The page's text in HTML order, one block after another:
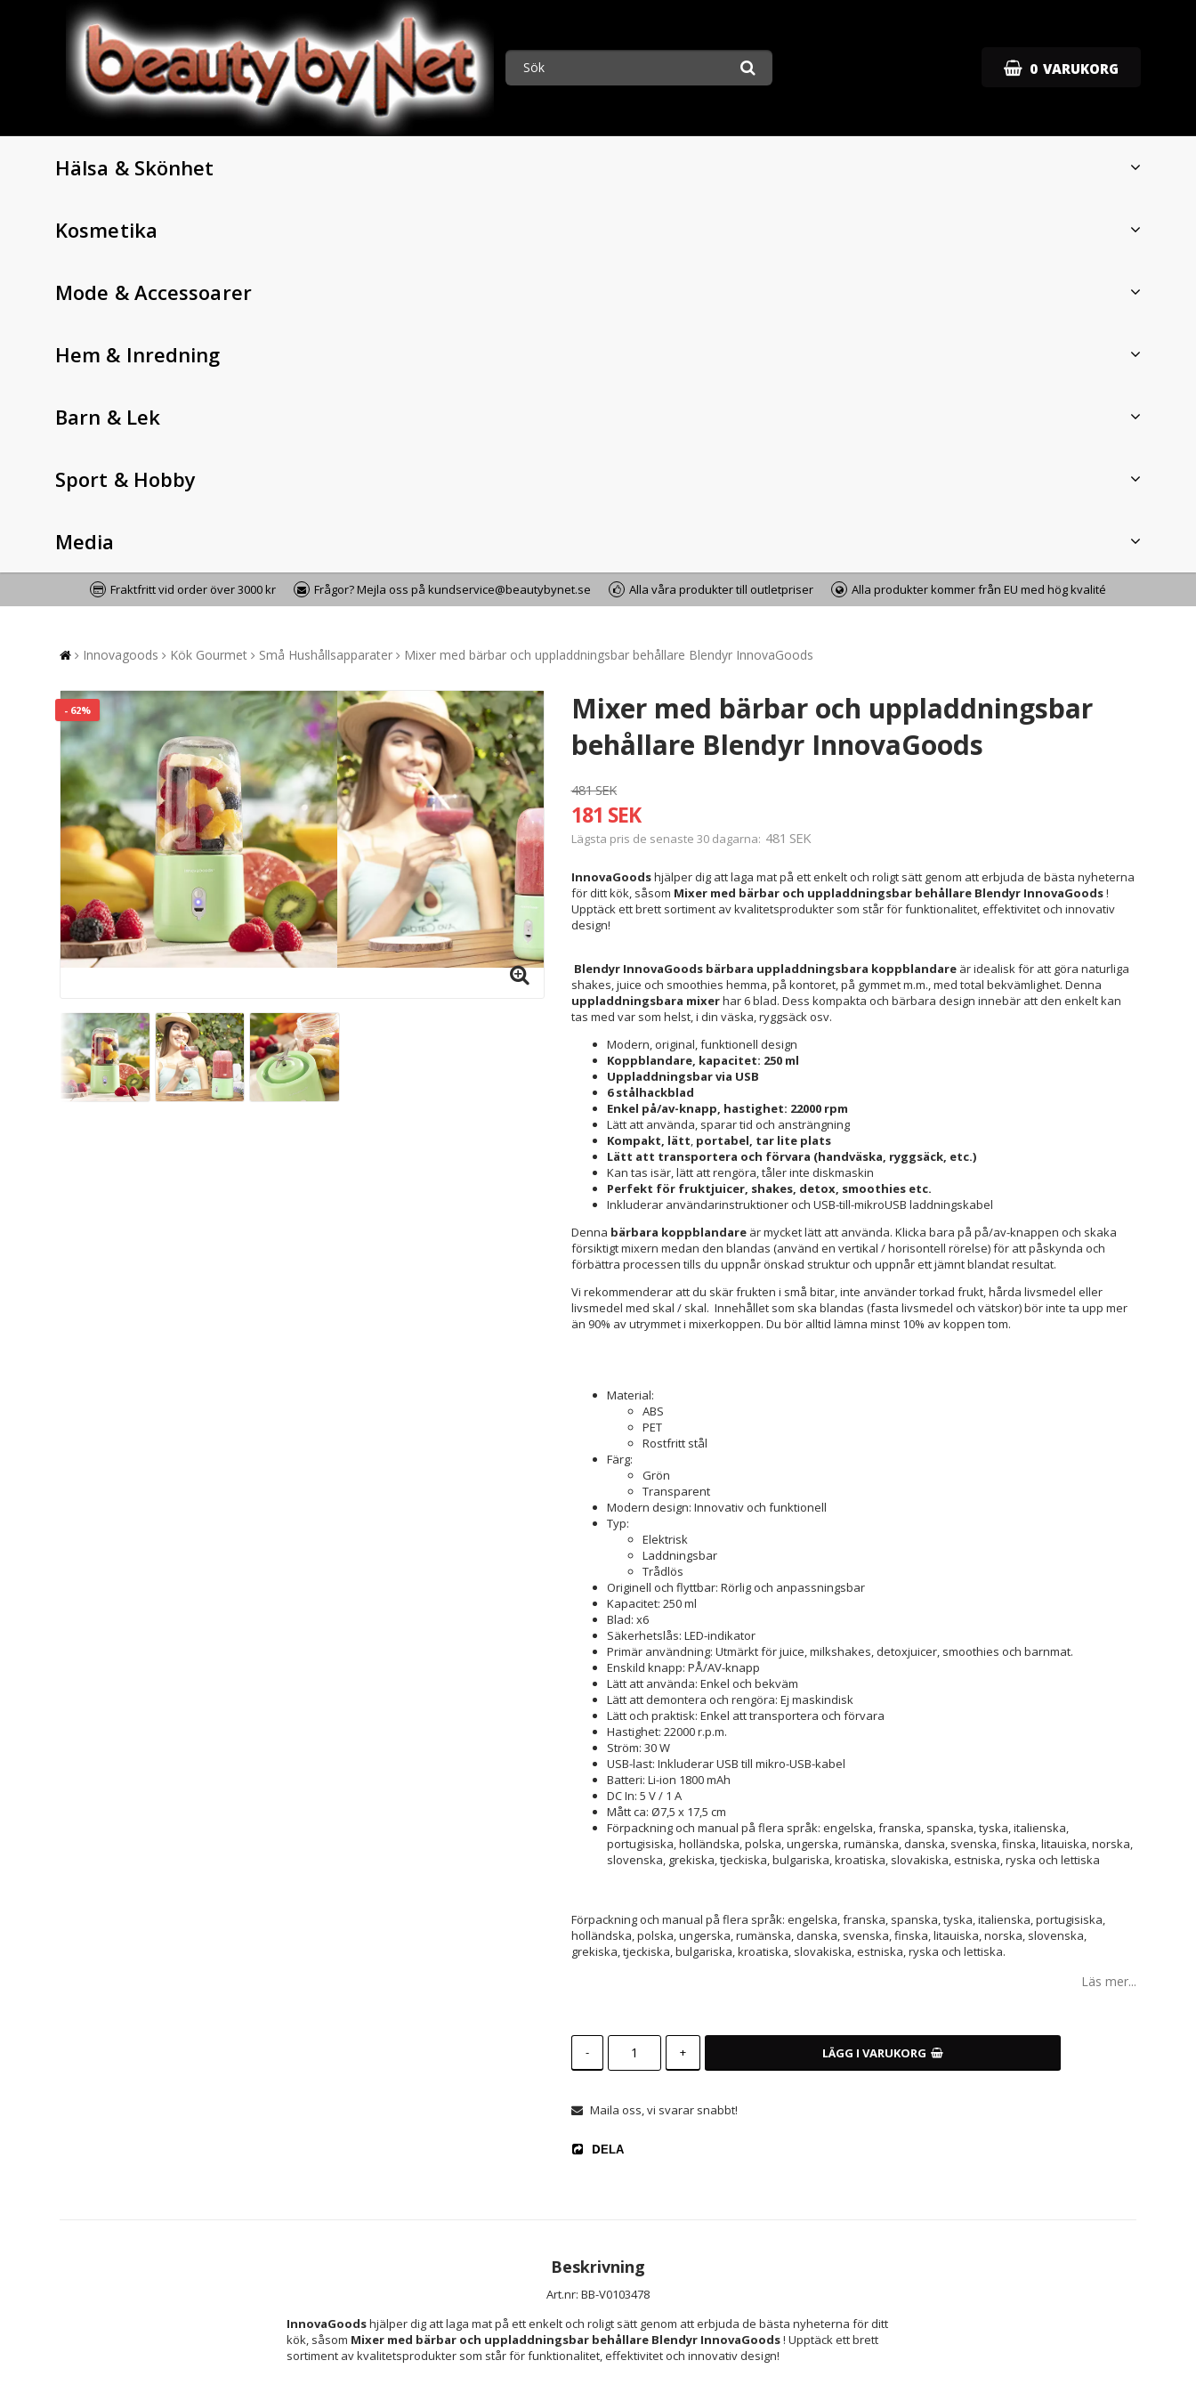
0 VARUKORG
Hälsa & Skönhet
Kosmetika
Mode & Accessoarer
Hem & Inredning
Barn & Lek
Sport & Hobby
Media
Fraktfritt vid order över 3000 kr Frågor? Mejla oss på kundservice@beautybynet.se Alla våra produkter till outletpriser Alla produkter kommer från EU med hög kvalité
Innovagoods Kök Gourmet Små Hushållsapparater Mixer med bärbar och uppladdningsbar behållare Blendyr InnovaGoods
- 62%
Mixer med bärbar och uppladdningsbar
behållare Blendyr InnovaGoods
481 SEK
181 SEK
Lägsta pris de senaste 30 dagarna 481 SEK
InnovaGoodshjälper dig att laga mat på ett enkelt och roligt sätt genom att erbjuda de bästa nyheterna
för ditt kök, såsom Mixer med bärbar och uppladdningsbar behållare Blendyr InnovaGoods!
Upptäck ett brett sortiment av kvalitetsprodukter som står för funktionalitet, effektivitet och innovativ
design!
Blendyr InnovaGoods bärbara uppladdningsbara koppblandareär idealisk för att göra naturliga
shakes, juice och smoothies hemma, på kontoret, på gymmet m.m., med total bekvämlighet. Denna
uppladdningsbara mixerhar 6 blad. Dess kompakta och bärbara design innebär att den enkelt kan
tas med var som helst, i din väska, ryggsäck osv.
Modern, original, funktionell design
Koppblandare, kapacitet: 250 ml
Uppladdningsbar via USB
6 stålhackblad
Enkel på/av-knapp, hastighet: 22000 rpm
Lätt att använda, sparar tid och ansträngning
Kompakt, lätt, portabel, tar lite plats
Lätt att transportera och förvara (handväska, ryggsäck, etc.)
Kan tas isär, lätt att rengöra, tåler inte diskmaskin
Perfekt för fruktjuicer, shakes, detox, smoothies etc.
Inkluderar användarinstruktioner och USB-till-mikroUSB laddningskabel
Denna bärbara koppblandareär mycket lätt att använda. Klicka bara på på/av-knappen och skaka
försiktigt mixern medan den blandas (använd en vertikal / horisontell rörelse) för att påskynda och
förbättra processen tills du uppnår önskad struktur och uppnår ett jämnt blandat resultat.
Vi rekommenderar att du skär frukten i små bitar, inte använder torkad frukt, hårda livsmedel eller
livsmedel med skal / skal. Innehållet som ska blandas (fasta livsmedel och vätskor) bör inte ta upp mer
än 90% av utrymmet i mixerkoppen. Du bör alltid lämna minst 10% av koppen tom.
Material:
ABS
PET
Rostfritt stål
Färg:
Grön
Transparent
Modern design: Innovativ och funktionell
Typ:
Elektrisk
Laddningsbar
Trådlös
Originell och flyttbar: Rörlig och anpassningsbar
Kapacitet: 250 ml
Blad: x6
Säkerhetslås: LED-indikator
Primär användning: Utmärkt för juice, milkshakes, detoxjuicer, smoothies och barnmat.
Enskild knapp: PÅ/AV-knapp
Lätt att använda: Enkel och bekväm
Lätt att demontera och rengöra: Ej maskindisk
Lätt och praktisk: Enkel att transportera och förvara
Hastighet: 22000 r.p.m.
Ström: 30 W
USB-last: Inkluderar USB till mikro-USB-kabel
Batteri: Li-ion 1800 mAh
DC In: 5 V / 1 A
Mått ca: Ø7,5 x 17,5 cm
Förpackning och manual på flera språk: engelska, franska, spanska, tyska, italienska,
portugisiska, holländska, polska, ungerska, rumänska, danska, svenska, finska, litauiska, norska,
slovenska, grekiska, tjeckiska, bulgariska, kroatiska, slovakiska, estniska, ryska och lettiska
Förpackning och manual på flera språk: engelska, franska, spanska, tyska, italienska, portugisiska,
holländska, polska, ungerska, rumänska, danska, svenska, finska, litauiska, norska, slovenska,
grekiska, tjeckiska, bulgariska, kroatiska, slovakiska, estniska, ryska och lettiska.
Läs mer...
- + LÄGG I VARUKORG
Maila oss, vi svarar snabbt!
DELA
Beskrivning
Art.nr: BB-V0103478
InnovaGoods hjälper dig att laga mat på ett enkelt och roligt sätt genom att erbjuda de bästa nyheterna för ditt
kök, såsom Mixer med bärbar och uppladdningsbar behållare Blendyr InnovaGoods ! Upptäck ett brett
sortiment av kvalitetsprodukter som står för funktionalitet, effektivitet och innovativ design!